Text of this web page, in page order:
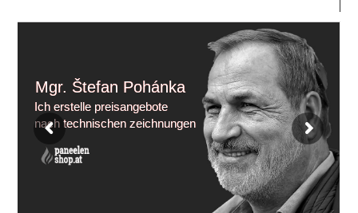
Mgr. Štefan Pohánka
Ich erstelle preisangebote
nach technischen zeichnungen